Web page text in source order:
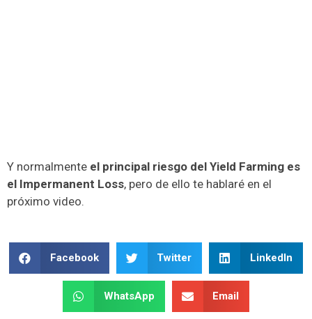
Y normalmente el principal riesgo del Yield Farming es
el Impermanent Loss, pero de ello te hablaré en el
próximo video.
Facebook Twitter LinkedIn
WhatsApp Email